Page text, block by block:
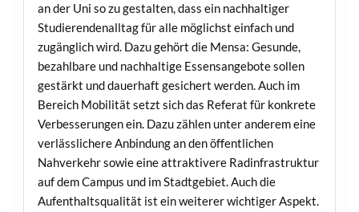
an der Uni so zu gestalten, dass ein nachhaltiger
Studierendenalltag für alle möglichst einfach und
zugänglich wird. Dazu gehört die Mensa: Gesunde,
bezahlbare und nachhaltige Essensangebote sollen
gestärkt und dauerhaft gesichert werden. Auch im
Bereich Mobilität setzt sich das Referat für konkrete
Verbesserungen ein. Dazu zählen unter anderem eine
verlässlichere Anbindung an den öffentlichen
Nahverkehr sowie eine attraktivere Radinfrastruktur
auf dem Campus und im Stadtgebiet. Auch die
Aufenthaltsqualität ist ein weiterer wichtiger Aspekt.